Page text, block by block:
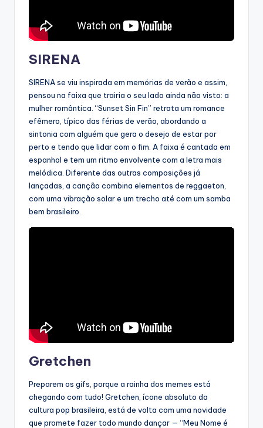
SIRENA
SIRENA se viu inspirada em memórias de verão e assim,
pensou na faixa que trairia o seu lado ainda não visto: a
mulher romântica. “Sunset Sin Fin” retrata um romance
efêmero, típico das férias de verão, abordando a
sintonia com alguém que gera o desejo de estar por
perto e tendo que lidar com o fim. A faixa é cantada em
espanhol e tem um ritmo envolvente com a letra mais
melódica. Diferente das outras composições já
lançadas, a canção combina elementos de reggaeton,
com uma vibração solar e um trecho até com um samba
bem brasileiro.
Gretchen
Preparem os gifs, porque a rainha dos memes está
chegando com tudo! Gretchen, ícone absoluto da
cultura pop brasileira, está de volta com uma novidade
que promete fazer todo mundo dançar — “Meu Nome é